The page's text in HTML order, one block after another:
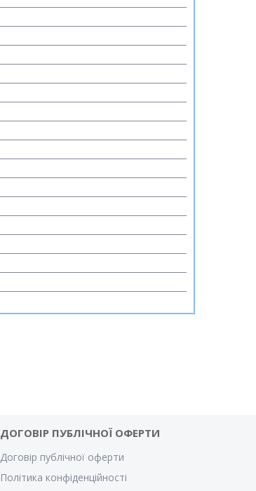
ДОГОВІР ПУБЛІЧНОЇ ОФЕРТИ
Договір публічної оферти
Політика конфіденційності